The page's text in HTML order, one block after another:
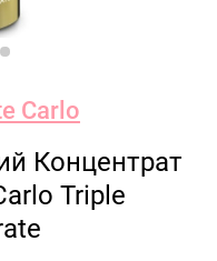
Carlo
Концентрат
Triple